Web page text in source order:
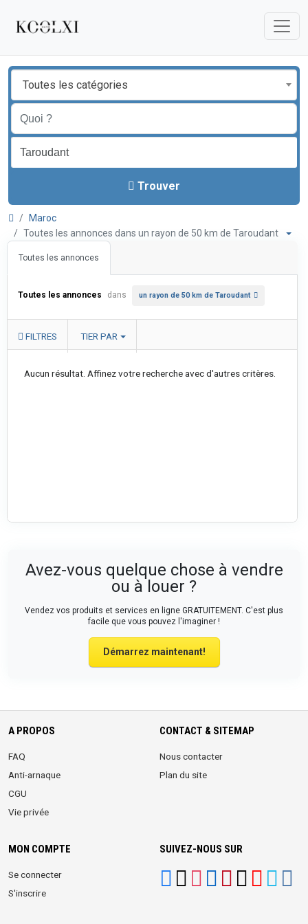
Toutes les catégories
Trouver
Maroc
Toutes les annonces dans un rayon de 50 km de Taroudant
Toutes les annonces
Toutes les annonces dans un rayon de 50 km de Taroudant
FILTRES TIER PAR
Aucun résultat. Affinez votre recherche avec d'autres critères.
Avez-vous quelque chose à vendre
ou à louer ?
Vendez vos produits et services en ligne GRATUITEMENT. C'est plus
facile que vous pouvez l'imaginer !
Démarrez maintenant!
A PROPOS
FAQ
Anti-arnaque
CGU
Vie privée
CONTACT & SITEMAP
Nous contacter
Plan du site
MON COMPTE
Se connecter
S'inscrire
SUIVEZ-NOUS SUR